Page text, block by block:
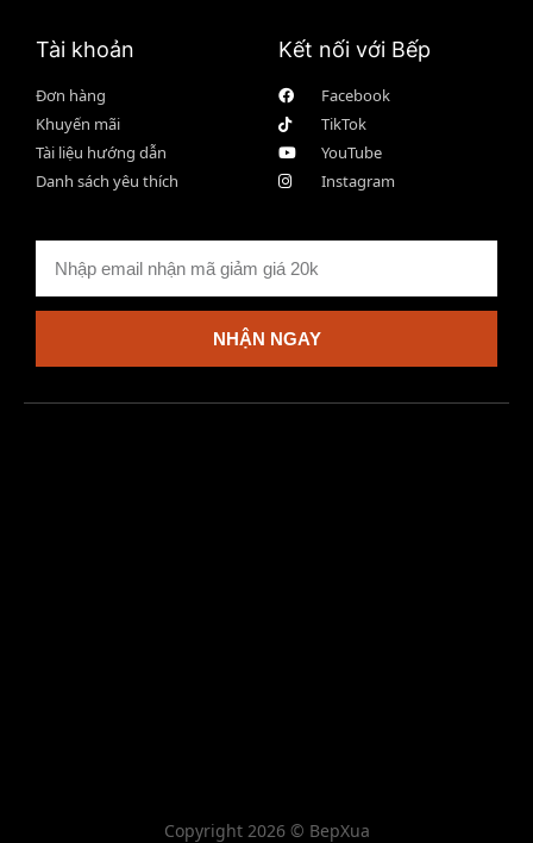
Tài khoản
Đơn hàng
Khuyến mãi
Tài liệu hướng dẫn
Danh sách yêu thích
Kết nối với Bếp
Facebook
TikTok
YouTube
Instagram
NHẬN NGAY
Copyright 2026 © BepXua